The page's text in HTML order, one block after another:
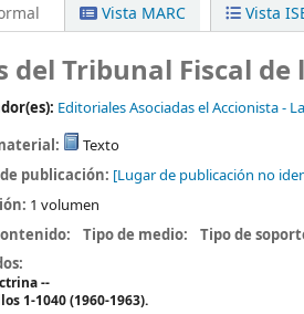
Vista MARC Vista
del Tribunal Fiscal de
Editoriales Asociadas el Accionista -
Texto
publicación: [Lugar de publicación no
1 volumen
Tipo de medio:
Tipo de
--
1-1040 (1960-1963).